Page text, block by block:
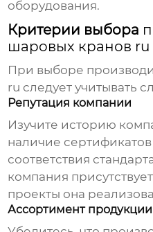
оборудования.
Критерии выбора
шаровых кранов ru
При выборе
ru следует учитывать
Репутация компании
Изучите историю
наличие сертификатов
соответствия
компания
проекты она
Ассортимент продукции